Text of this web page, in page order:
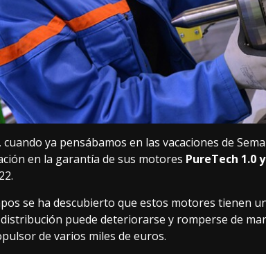
cuando ya pensábamos en las vacaciones de
en la garantía de sus motores PureTech 1.0
se ha descubierto que estos motores tienen
puede deteriorarse y romperse de
de varios miles de euros.